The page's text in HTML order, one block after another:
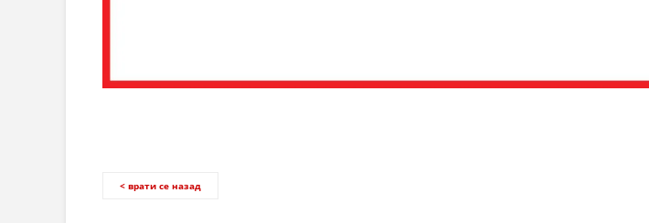
< врати се назад